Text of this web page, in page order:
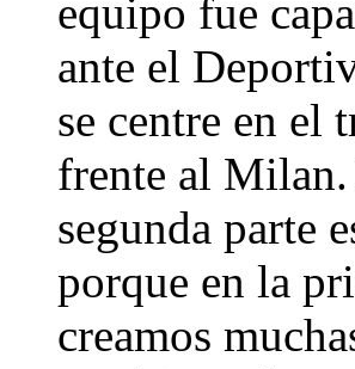
equipo fue
ante el
se centre en el
frente al
segunda parte
porque en la
creamos